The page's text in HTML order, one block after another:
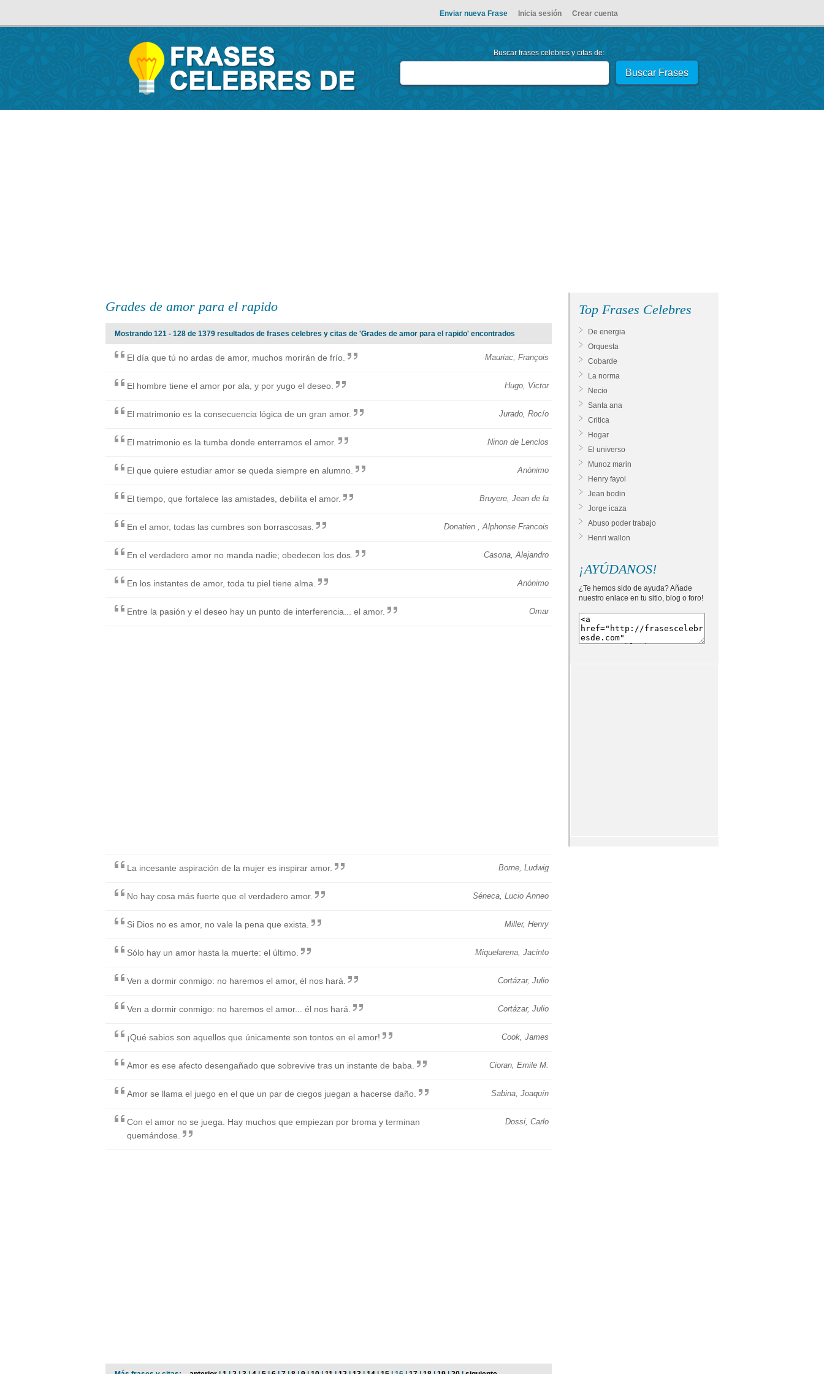
Enviar nueva Frase Inicia sesión Crear cuenta
Buscar frases celebres y citas de:
Grades de amor para el rapido
Mostrando 121 - 128 de 1379 resultados de frases celebres y citas de 'Grades de amor para el rapido' encontrados
Mauriac, François
El día que tú no ardas de amor, muchos morirán de frío.
Hugo, Victor
El hombre tiene el amor por ala, y por yugo el deseo.
Jurado, Rocío
El matrimonio es la consecuencia lógica de un gran amor.
Ninon de Lenclos
El matrimonio es la tumba donde enterramos el amor.
Anónimo
El que quiere estudiar amor se queda siempre en alumno.
Bruyere, Jean de la
El tiempo, que fortalece las amistades, debilita el amor.
Donatien , Alphonse Francois
En el amor, todas las cumbres son borrascosas.
Casona, Alejandro
En el verdadero amor no manda nadie; obedecen los dos.
Anónimo
En los instantes de amor, toda tu piel tiene alma.
Omar
Entre la pasión y el deseo hay un punto de interferencia... el amor.
Borne, Ludwig
La incesante aspiración de la mujer es inspirar amor.
Séneca, Lucio Anneo
No hay cosa más fuerte que el verdadero amor.
Miller, Henry
Si Dios no es amor, no vale la pena que exista.
Miquelarena, Jacinto
Sólo hay un amor hasta la muerte: el último.
Cortázar, Julio
Ven a dormir conmigo: no haremos el amor, él nos hará.
Cortázar, Julio
Ven a dormir conmigo: no haremos el amor... él nos hará.
Cook, James
¡Qué sabios son aquellos que únicamente son tontos en el amor!
Cioran, Emile M.
Amor es ese afecto desengañado que sobrevive tras un instante de baba.
Sabina, Joaquín
Amor se llama el juego en el que un par de ciegos juegan a hacerse daño.
Dossi, Carlo
Con el amor no se juega. Hay muchos que empiezan por broma y terminan
quemándose.
Top Frases Celebres
De energia
Orquesta
Cobarde
La norma
Necio
Santa ana
Critica
Hogar
El universo
Munoz marin
Henry fayol
Jean bodin
Jorge icaza
Abuso poder trabajo
Henri wallon
¡AYÚDANOS!
¿Te hemos sido de ayuda? Añade
nuestro enlace en tu sitio, blog o foro!